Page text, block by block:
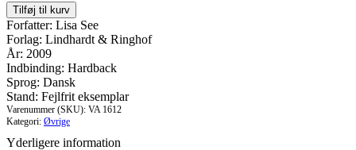
Pæon
Pavillonen
antal
Tilføj til kurv
Forfatter: Lisa See
Forlag: Lindhardt & Ringhof
År: 2009
Indbinding: Hardback
Sprog: Dansk
Stand: Fejlfrit eksemplar
Varenummer (SKU): VA 1612
Kategori: Øvrige
Yderligere information